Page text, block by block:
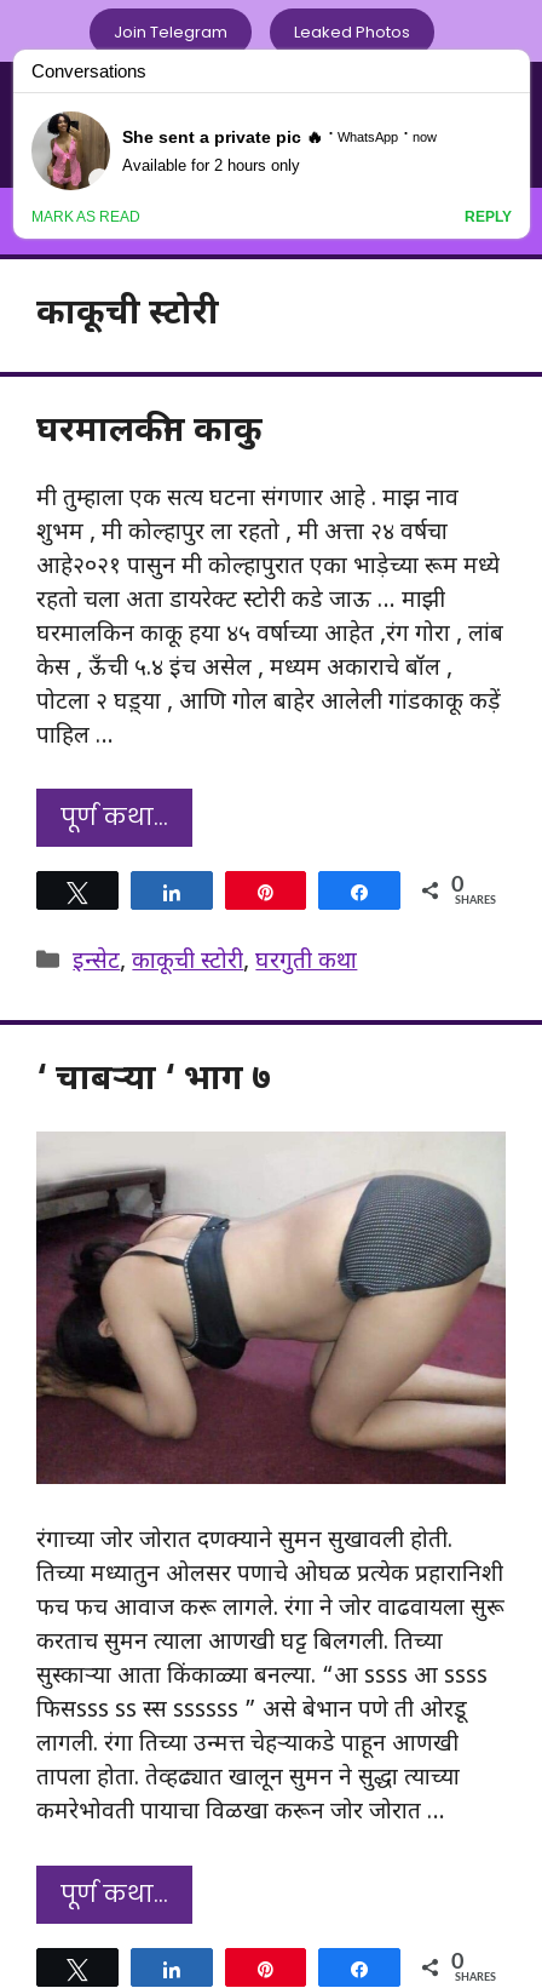
to
content
Join Telegram Leaked Photos
Chavat Marathi .com
नवनवीन मराठी चावटपणाचा
Menu
काकूची स्टोरी
घरमालकीन काकु
मी तुम्हाला एक सत्य घटना संगणार आहे . माझ नाव
शुभम , मी कोल्हापुर ला रहतो , मी अत्ता २४ वर्षचा
आहे२०२१ पासुन मी कोल्हापुरात एका भाड़ेच्या रूम मध्ये
रहतो चला अता डायरेक्ट स्टोरी कडे जाऊ … माझी
घरमालकिन काकू हया ४५ वर्षाच्या आहेत ,रंग गोरा , लांब
केस , ऊँची ५.४ इंच असेल , मध्यम अकाराचे बॉल ,
पोटला २ घड़्या , आणि गोल बाहेर आलेली गांडकाकू कड़ें
पाहिल …
पूर्ण कथा…
Share 0
SHARES
Categories
इन्सेट,काकूची स्टोरी,घरगुती कथा
‘ चाबऱ्या ‘ भाग ७
रंगाच्या जोर जोरात दणक्याने सुमन सुखावली होती.
तिच्या मध्यातुन ओलसर पणाचे ओघळ प्रत्येक प्रहारानिशी
फच फच आवाज करू लागले. रंगा ने जोर वाढवायला सुरू
करताच सुमन त्याला आणखी घट्ट बिलगली. तिच्या
सुस्काऱ्या आता किंकाळ्या बनल्या. “आ ssss आ ssss
फिसsss ss स्स ssssss ” असे बेभान पणे ती ओरडू
लागली. रंगा तिच्या उन्मत्त चेहऱ्याकडे पाहून आणखी
तापला होता. तेव्हढ्यात खालून सुमन ने सुद्धा त्याच्या
कमरेभोवती पायाचा विळखा करून जोर जोरात …
पूर्ण कथा…
Share 0
SHARES